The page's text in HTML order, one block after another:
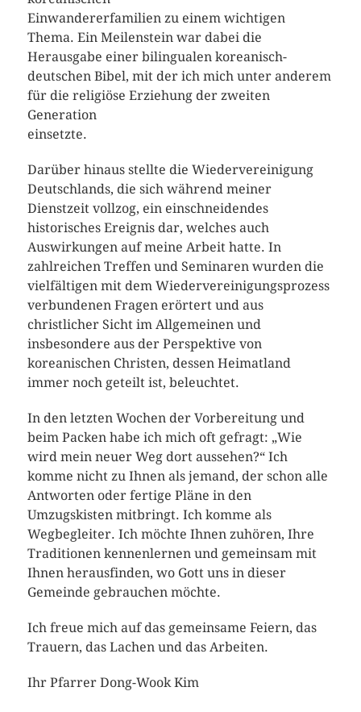
Einwandererfamilien zu einem wichtigen
Thema. Ein Meilenstein war dabei die
Herausgabe einer bilingualen koreanisch-
deutschen Bibel, mit der ich mich unter anderem
für die religiöse Erziehung der zweiten
Generation
einsetzte.
Darüber hinaus stellte die Wiedervereinigung
Deutschlands, die sich während meiner
Dienstzeit vollzog, ein einschneidendes
historisches Ereignis dar, welches auch
Auswirkungen auf meine Arbeit hatte. In
zahlreichen Treffen und Seminaren wurden die
vielfältigen mit dem Wiedervereinigungsprozess
verbundenen Fragen erörtert und aus
christlicher Sicht im Allgemeinen und
insbesondere aus der Perspektive von
koreanischen Christen, dessen Heimatland
immer noch geteilt ist, beleuchtet.
In den letzten Wochen der Vorbereitung und
beim Packen habe ich mich oft gefragt: „Wie
wird mein neuer Weg dort aussehen?“ Ich
komme nicht zu Ihnen als jemand, der schon alle
Antworten oder fertige Pläne in den
Umzugskisten mitbringt. Ich komme als
Wegbegleiter. Ich möchte Ihnen zuhören, Ihre
Traditionen kennenlernen und gemeinsam mit
Ihnen herausfinden, wo Gott uns in dieser
Gemeinde gebrauchen möchte.
Ich freue mich auf das gemeinsame Feiern, das
Trauern, das Lachen und das Arbeiten.
Ihr Pfarrer Dong-Wook Kim